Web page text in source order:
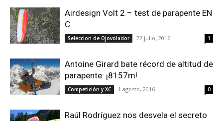
Airdesign Volt 2 – test de parapente EN
C
Seleccion de Ojovolador 22 julio, 2016 1
Antoine Girard bate récord de altitud de
parapente: ¡8157m!
Competición y XC 1 agosto, 2016 0
Raúl Rodríguez nos desvela el secreto